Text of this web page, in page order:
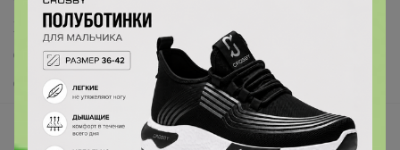
Хиты продаж
Самое желанное
Самое быстрое
Начать зарабатывать с 24-ok